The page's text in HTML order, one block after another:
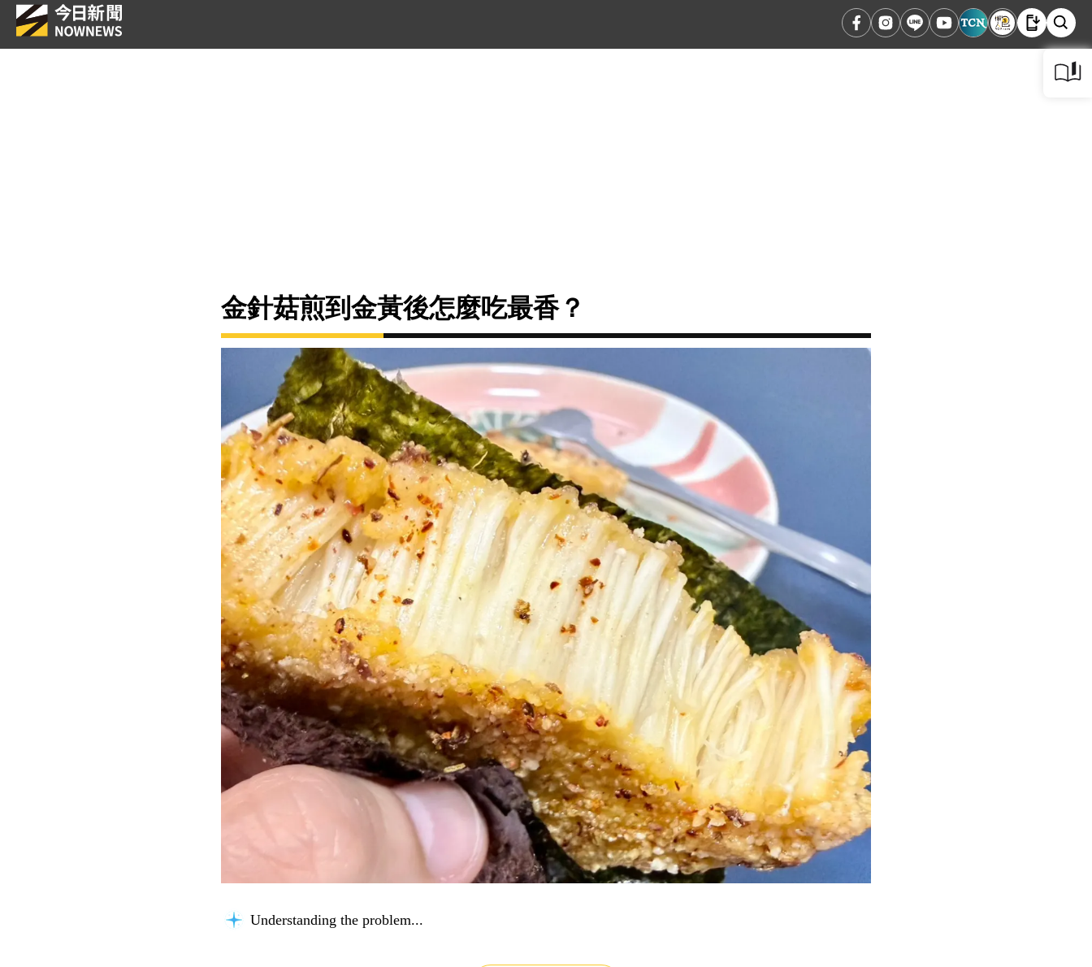
金針菇煎到金黃後怎麼吃最香？
Thinking about your question...